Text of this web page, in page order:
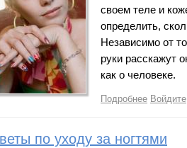
своем теле и
определить,
Независимо от
руки расскажут
как о человеке.
Подробнее о
Войдите
по уходу за ногтями